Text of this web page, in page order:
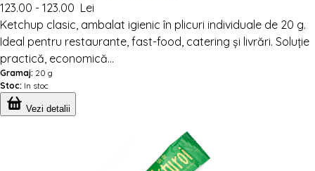
123.00 - 123.00 Lei
Ketchup clasic, ambalat igienic în plicuri individuale de 20 g.
Ideal pentru restaurante, fast-food, catering și livrări. Soluție
practică, economică...
Gramaj: 20 g
Stoc: In stoc
Vezi detalii